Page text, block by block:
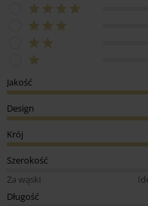
Jakość
Design
Krój
Szerokość
Za wąski
Długość